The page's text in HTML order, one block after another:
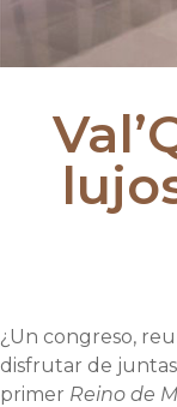
¿Un congreso,
disfrutar de
primer Reino de